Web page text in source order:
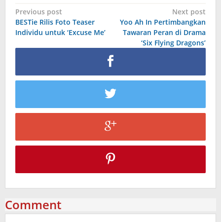
Post
navigation
Previous post
BESTie Rilis Foto Teaser
Individu untuk ‘Excuse Me’
Next post
Yoo Ah In Pertimbangkan
Tawaran Peran di Drama
‘Six Flying Dragons’
Comment